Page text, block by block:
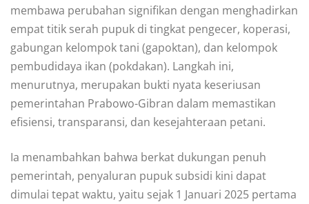
membawa perubahan signifikan dengan menghadirkan
empat titik serah pupuk di tingkat pengecer, koperasi,
gabungan kelompok tani (gapoktan), dan kelompok
pembudidaya ikan (pokdakan). Langkah ini,
menurutnya, merupakan bukti nyata keseriusan
pemerintahan Prabowo-Gibran dalam memastikan
efisiensi, transparansi, dan kesejahteraan petani.
Ia menambahkan bahwa berkat dukungan penuh
pemerintah, penyaluran pupuk subsidi kini dapat
dimulai tepat waktu, yaitu sejak 1 Januari 2025 pertama